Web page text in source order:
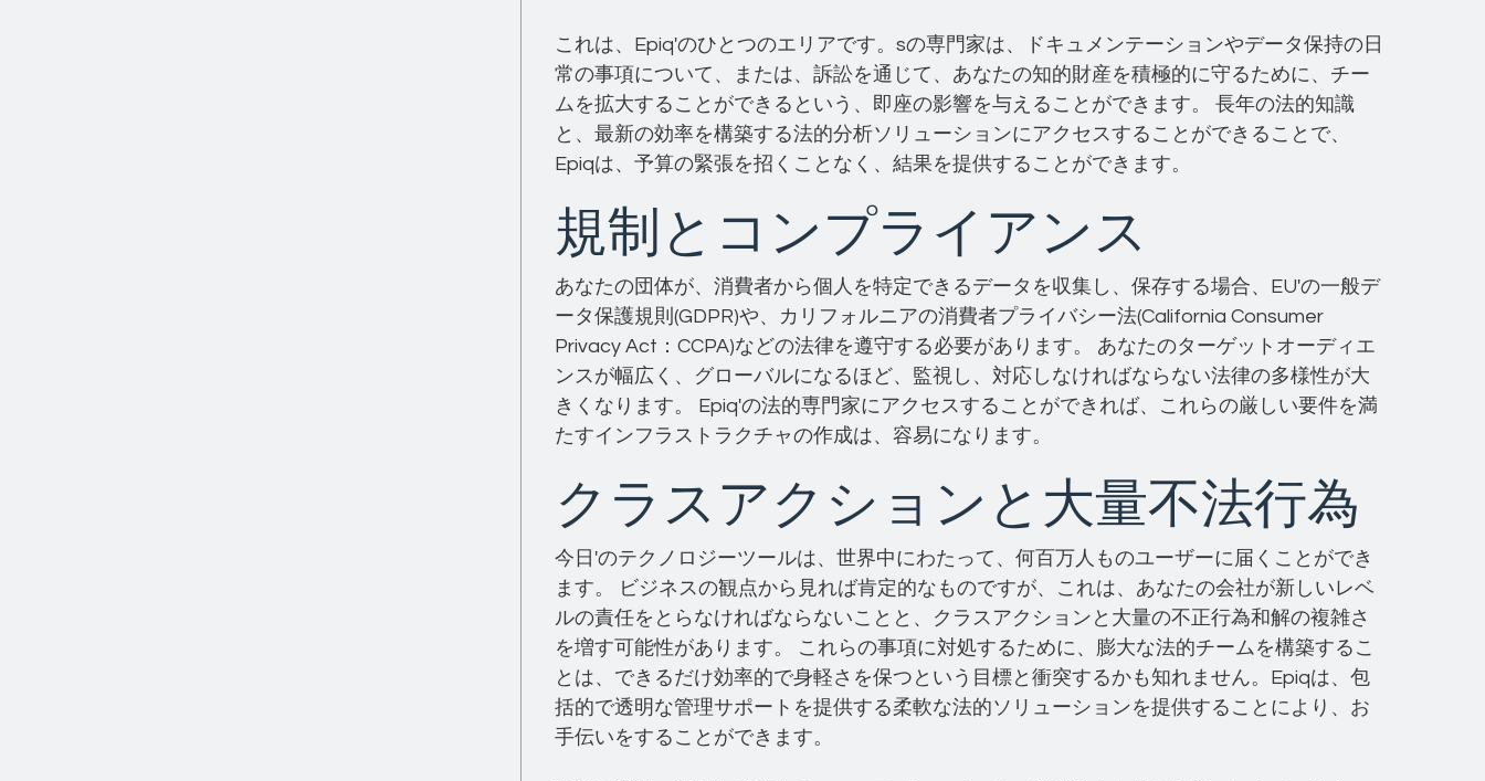
これは、Epiq'のひとつのエリアです。sの専門家は、ドキュメンテーションやデータ保持の日
常の事項について、または、訴訟を通じて、あなたの知的財産を積極的に守るために、チー
ムを拡大することができるという、即座の影響を与えることができます。 長年の法的知識
と、最新の効率を構築する法的分析ソリューションにアクセスすることができることで、
Epiqは、予算の緊張を招くことなく、結果を提供することができます。
規制とコンプライアンス
あなたの団体が、消費者から個人を特定できるデータを収集し、保存する場合、EU'の一般デ
ータ保護規則(GDPR)や、カリフォルニアの消費者プライバシー法(California Consumer
Privacy Act：CCPA)などの法律を遵守する必要があります。 あなたのターゲットオーディエ
ンスが幅広く、グローバルになるほど、監視し、対応しなければならない法律の多様性が大
きくなります。 Epiq'の法的専門家にアクセスすることができれば、これらの厳しい要件を満
たすインフラストラクチャの作成は、容易になります。
クラスアクションと大量不法行為
今日'のテクノロジーツールは、世界中にわたって、何百万人ものユーザーに届くことができ
ます。 ビジネスの観点から見れば肯定的なものですが、これは、あなたの会社が新しいレベ
ルの責任をとらなければならないことと、クラスアクションと大量の不正行為和解の複雑さ
を増す可能性があります。 これらの事項に対処するために、膨大な法的チームを構築するこ
とは、できるだけ効率的で身軽さを保つという目標と衝突するかも知れません。Epiqは、包
括的で透明な管理サポートを提供する柔軟な法的ソリューションを提供することにより、お
手伝いをすることができます。